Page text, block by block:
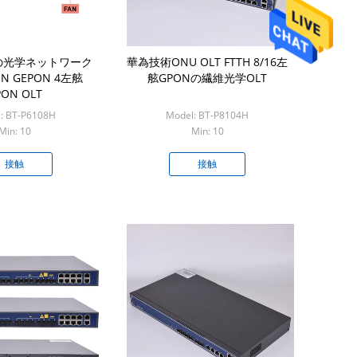
学ネットワーク
GEPON 4左舷
OLT
BT-P6108H
10
接触
華為技術ONU OLT FTTH 8/16左
舷GPONの繊維光学OLT
Model: BT-P8104H
Min: 10
接触